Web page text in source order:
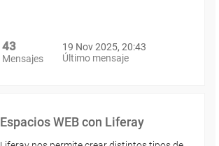
43
Mensajes
19 Nov 2025, 20:43
Último mensaje
Espacios WEB con Liferay